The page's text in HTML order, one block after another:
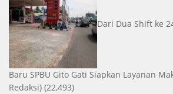
Dari Dua Shift ke
Baru SPBU Gito Gati Siapkan Layanan
Redaksi) (22,493)